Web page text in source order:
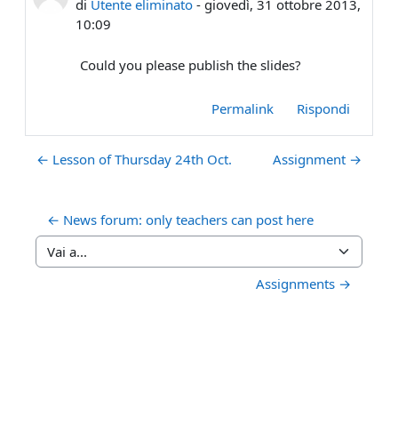
di Utente eliminato -giovedì, 31 ottobre 2013,
10:09
Could you please publish the slides?
Permalink Rispondi
← Lesson of Thursday 24th Oct. Assignment →
← News forum: only teachers can post here
Vai a...
Assignments →